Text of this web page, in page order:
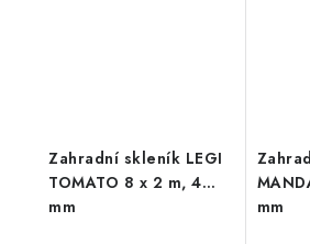
Zahradní skleník LEGI
TOMATO 8 x 2 m, 4
mm
mm